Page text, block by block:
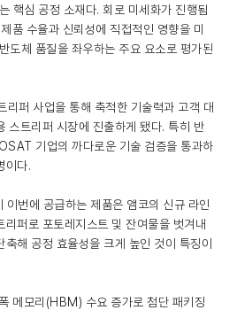
핵심 공정 소재다. 회로 미세화가 진행됨
품 수율과 신뢰성에 직접적인 영향을 미
도체 품질을 좌우하는 주요 요소로 평가된
리퍼 사업을 통해 축적한 기술력과 고객 대
스트리퍼 시장에 진출하게 됐다. 특히 반
기업의 까다로운 기술 검증을 통과하
이다.
번에 공급하는 제품은 앰코의 신규 라인
퍼로 포토레지스트 및 잔여물을 벗겨내
해 공정 효율성을 크게 높인 것이 특징이
메모리(HBM) 수요 증가로 첨단 패키징